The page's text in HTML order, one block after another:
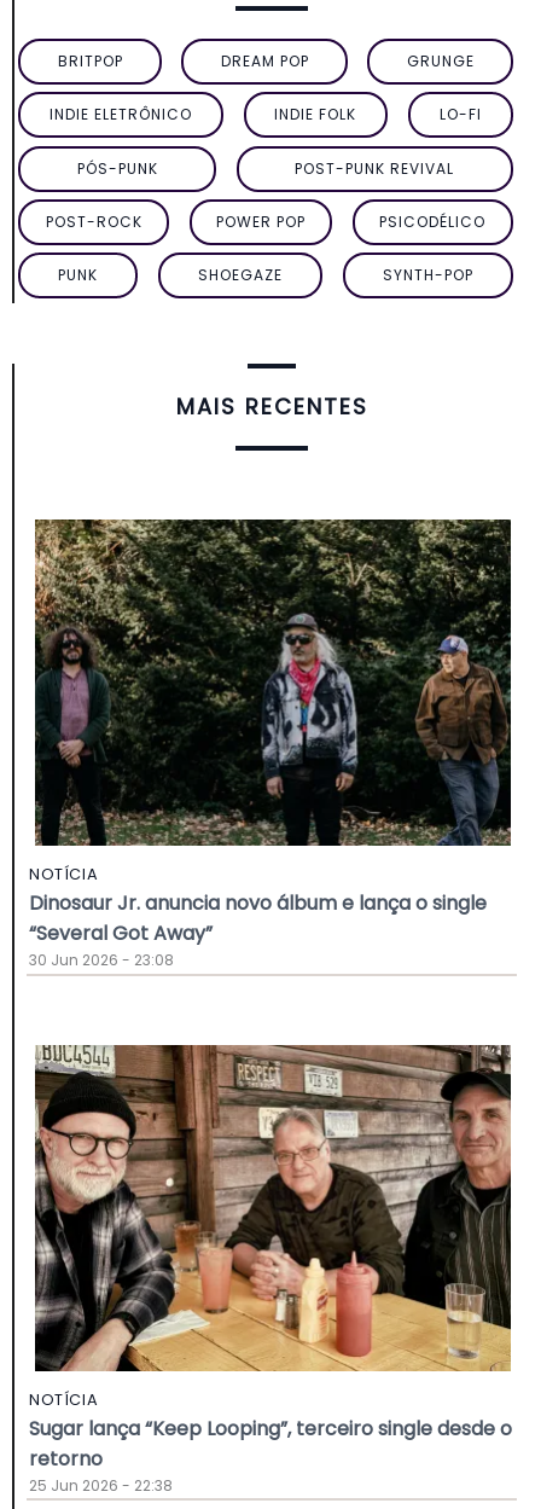
BRITPOP DREAM POP GRUNGE
INDIE ELETRÔNICO INDIE FOLK LO-FI
PÓS-PUNK POST-PUNK REVIVAL
POST-ROCK POWER POP PSICODÉLICO
PUNK SHOEGAZE SYNTH-POP
MAIS RECENTES
NOTÍCIA
Dinosaur Jr. anuncia novo álbum e lança o single
“Several Got Away”
30 Jun 2026 - 23:08
NOTÍCIA
Sugar lança “Keep Looping”, terceiro single desde o
retorno
25 Jun 2026 - 22:38